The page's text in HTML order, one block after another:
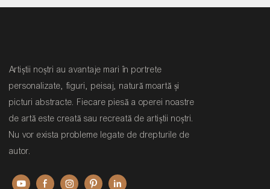
Artiștii noștri au avantaje mari în portrete
personalizate, figuri, peisaj, natură moartă și
picturi abstracte. Fiecare piesă a operei noastre
de artă este creată sau recreată de artiștii noștri.
Nu vor exista probleme legate de drepturile de
autor.